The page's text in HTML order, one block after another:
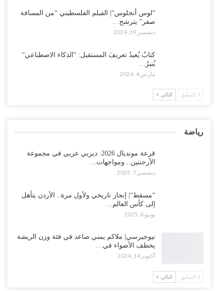
“لوس أنجلوس“| الفيلم الفلسطيني “من المسافة
صفر” يترشح…
ديسمبر 19, 2024
كتابٌ يُعيدُ تعريفَ المستقبل: “الذكاء الاصطناعي“
يُنيرُ…
مارس 4, 2024
السابق التالي
رياضة
قرعة مونديال 2026: ديربي عربي في مجموعة
الأرجنتين.. ومواجهات…
ديسمبر 7, 2025
“مسقط“| إنجاز تاريخي ولأول مرة.. الأردن يتأهل
إلى كأس العالم…
يونيو 6, 2025
نيوجيرسي| ملاكم يمني صاعد في فئة وزن الريشة
يخطف الأضواء في…
أكتوبر 14, 2024
السابق التالي